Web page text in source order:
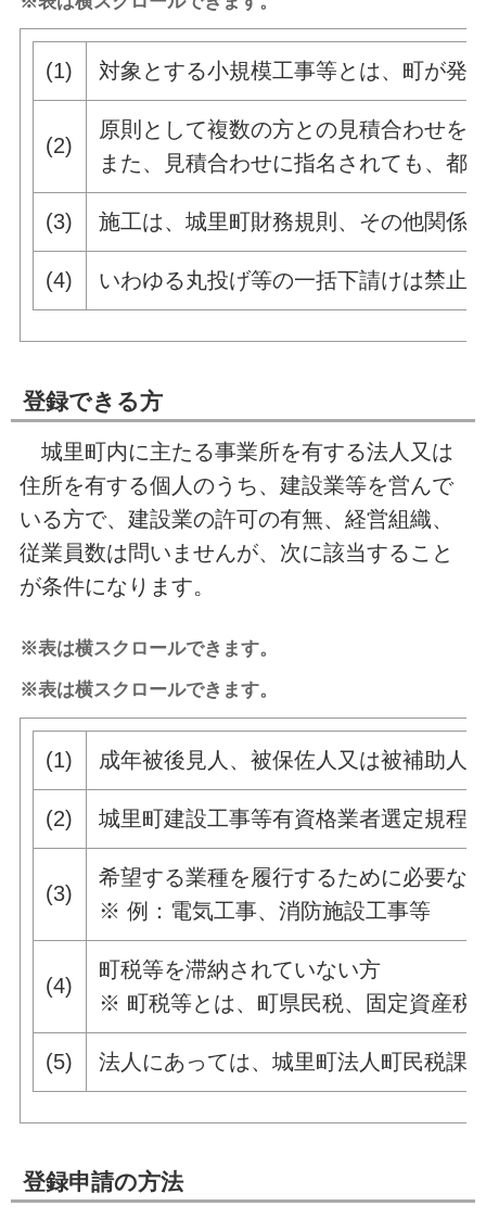
(1) 対象とする小規模工事等とは、町が発
(2)
原則として複数の方との見積合わせを
また、見積合わせに指名されても、都
(3) 施工は、城里町財務規則、その他関係
(4) いわゆる丸投げ等の一括下請けは禁止
登録できる方
城里町内に主たる事業所を有する法人又は
住所を有する個人のうち、建設業等を営んで
いる方で、建設業の許可の有無、経営組織、
従業員数は問いませんが、次に該当すること
が条件になります。
※表は横スクロールできます。
※表は横スクロールできます。
(1) 成年被後見人、被保佐人又は被補助人
(2) 城里町建設工事等有資格業者選定規程
(3)
希望する業種を履行するために必要な
※ 例：電気工事、消防施設工事等
(4)
町税等を滞納されていない方
※ 町税等とは、町県民税、固定資産税
(5) 法人にあっては、城里町法人町民税課
登録申請の方法